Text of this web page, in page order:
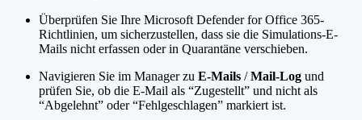
Überprüfen Sie Ihre Microsoft Defender for Office 365-
Richtlinien, um sicherzustellen, dass sie die Simulations-E-
Mails nicht erfassen oder in Quarantäne verschieben.
Navigieren Sie im Manager zu E-Mails /Mail-Log und
prüfen Sie, ob die E-Mail als “Zugestellt” und nicht als
“Abgelehnt” oder “Fehlgeschlagen” markiert ist.